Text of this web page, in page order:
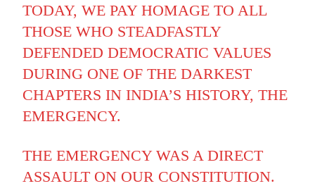
TODAY, WE PAY HOMAGE TO ALL
THOSE WHO STEADFASTLY
DEFENDED DEMOCRATIC VALUES
DURING ONE OF THE DARKEST
CHAPTERS IN INDIA’S HISTORY, THE
EMERGENCY.
THE EMERGENCY WAS A DIRECT
ASSAULT ON OUR CONSTITUTION.